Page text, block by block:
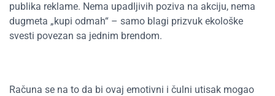
publika reklame. Nema upadljivih poziva na akciju, nema
dugmeta „kupi odmah“ – samo blagi prizvuk ekološke
svesti povezan sa jednim brendom.
Računa se na to da bi ovaj emotivni i čulni utisak mogao